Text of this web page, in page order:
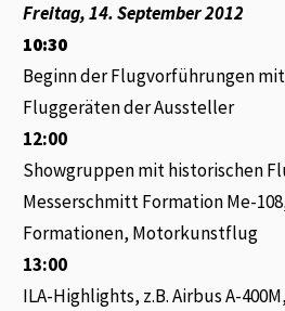
Freitag, 14. September 2012
10:30
Beginn der Flugvorführungen
Fluggeräten der Aussteller
12:00
Showgruppen mit historischen
Messerschmitt Formation Me-
Formationen, Motorkunstflug
13:00
ILA-Highlights, z.B. Airbus A-